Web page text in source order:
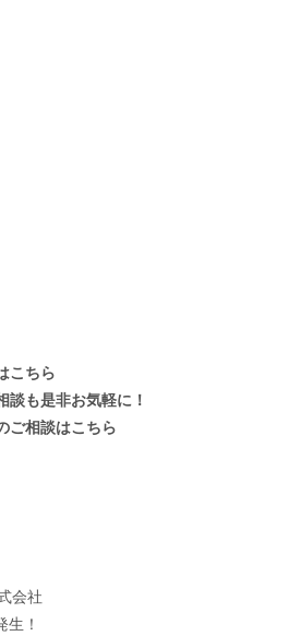
こちら
談も是非お気軽に！
ご相談はこちら